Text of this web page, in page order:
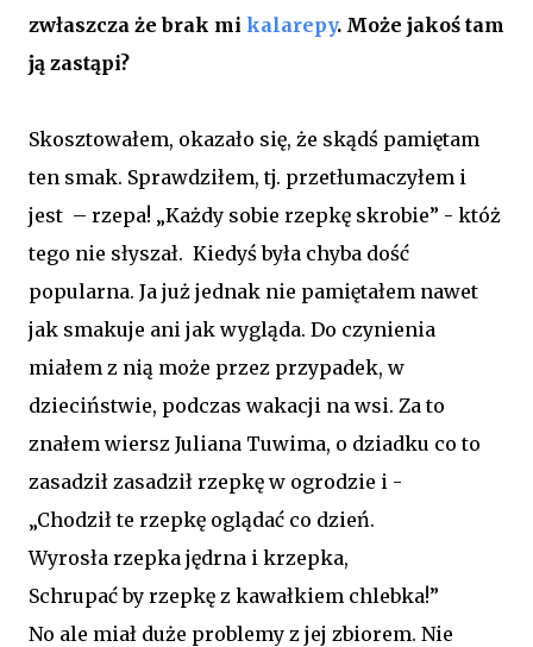
zwłaszcza że brak mi kalarepy. Może jakoś tam
ją zastąpi?
Skosztowałem, okazało się, że skądś pamiętam
ten smak. Sprawdziłem, tj. przetłumaczyłem i
jest – rzepa! „Każdy sobie rzepkę skrobie” - któż
tego nie słyszał. Kiedyś była chyba dość
popularna. Ja już jednak nie pamiętałem nawet
jak smakuje ani jak wygląda. Do czynienia
miałem z nią może przez przypadek, w
dzieciństwie, podczas wakacji na wsi. Za to
znałem wiersz Juliana Tuwima, o dziadku co to
zasadził zasadził rzepkę w ogrodzie i -
„Chodził te rzepkę oglądać co dzień.
Wyrosła rzepka jędrna i krzepka,
Schrupać by rzepkę z kawałkiem chlebka!”
No ale miał duże problemy z jej zbiorem. Nie